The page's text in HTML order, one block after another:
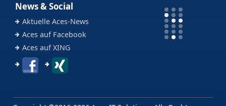
News & Social
Aktuelle Aces-News
Aces auf Facebook
Aces auf XING